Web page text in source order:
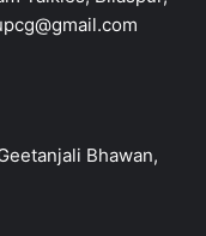
Bhawan,